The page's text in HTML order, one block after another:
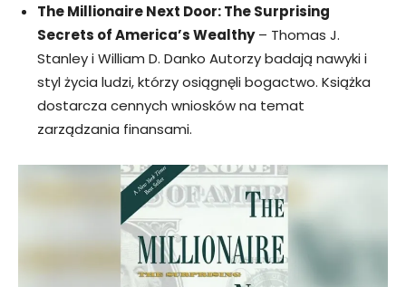
The Millionaire Next Door: The Surprising
Secrets of America’s Wealthy– Thomas J.
Stanley i William D. Danko Autorzy badają nawyki i
styl życia ludzi, którzy osiągnęli bogactwo. Książka
dostarcza cennych wniosków na temat
zarządzania finansami.